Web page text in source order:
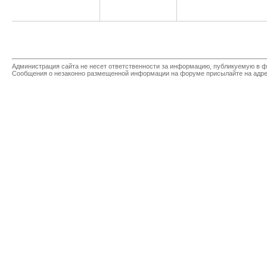
Администрация сайта не несет ответственности за информацию, публикуемую
Сообщения о незаконно размещенной информации на форуме присылайте на